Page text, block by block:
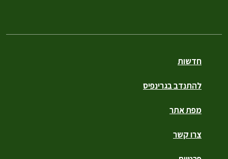
חדשות
להתנדב בגרינפיס
מפת אתר
צרו קשר